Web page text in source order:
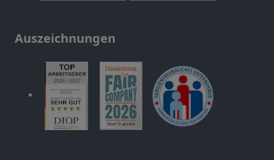
Auszeichnungen